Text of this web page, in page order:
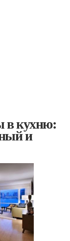
в кухню:
и